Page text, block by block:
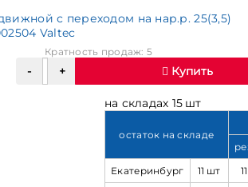
с переходом на нар.р. 25(3,5)
Valtec
Кратность продаж: 5
Купить
на складах 15 шт
остаток на складе
Екатеринбург
11 шт